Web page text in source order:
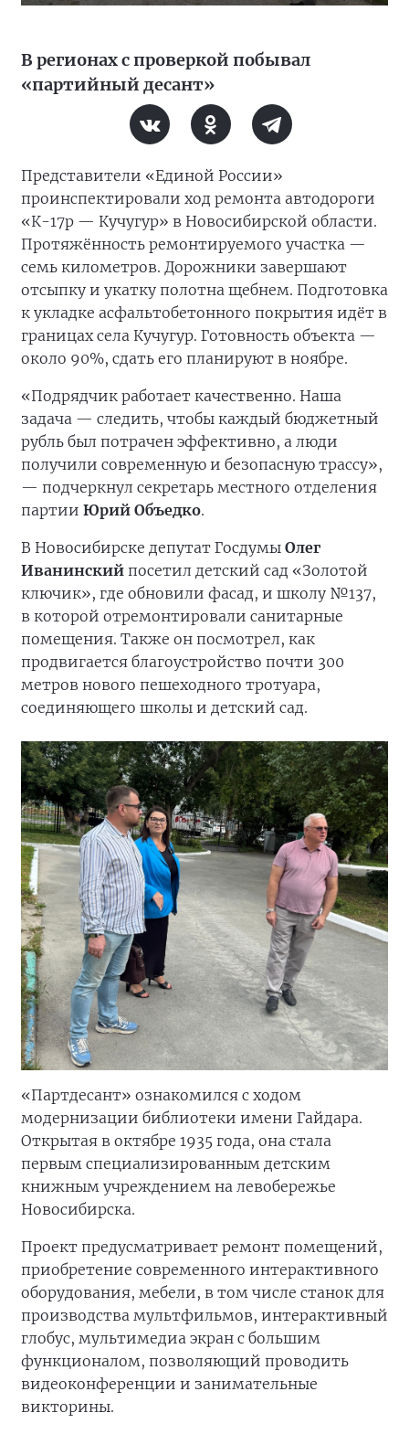
В регионах с проверкой побывал
«партийный десант»
Представители «Единой России»
проинспектировали ход ремонта автодороги
«К-17р — Кучугур» в Новосибирской области.
Протяжённость ремонтируемого участка —
семь километров. Дорожники завершают
отсыпку и укатку полотна щебнем. Подготовка
к укладке асфальтобетонного покрытия идёт в
границах села Кучугур. Готовность объекта —
около 90%, сдать его планируют в ноябре.
«Подрядчик работает качественно. Наша
задача — следить, чтобы каждый бюджетный
рубль был потрачен эффективно, а люди
получили современную и безопасную трассу»,
— подчеркнул секретарь местного отделения
партии Юрий Объедко.
В Новосибирске депутат Госдумы Олег
Иванинский посетил детский сад «Золотой
ключик», где обновили фасад, и школу №137,
в которой отремонтировали санитарные
помещения. Также он посмотрел, как
продвигается благоустройство почти 300
метров нового пешеходного тротуара,
соединяющего школы и детский сад.
«Партдесант» ознакомился с ходом
модернизации библиотеки имени Гайдара.
Открытая в октябре 1935 года, она стала
первым специализированным детским
книжным учреждением на левобережье
Новосибирска.
Проект предусматривает ремонт помещений,
приобретение современного интерактивного
оборудования, мебели, в том числе станок для
производства мультфильмов, интерактивный
глобус, мультимедиа экран с большим
функционалом, позволяющий проводить
видеоконференции и занимательные
викторины.